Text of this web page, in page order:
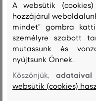
UTOLSÓ ESÉLY
DZSEKI GANT RELAXED LEATHER
A websütik (cookies)
hozzájárul
mindet" gombra
személyre szabott
mutassunk és
nyújtsunk Önnek.
Köszönjük,
websütik (cookies)